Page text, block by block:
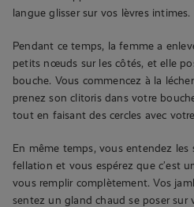
langue glisser sur vos lèvres intimes.
Pendant ce temps, la femme a
petits nœuds sur les côtés, et elle
bouche. Vous commencez à la
prenez son clitoris dans votre
tout en faisant des cercles avec
En même temps, vous entendez les
fellation et vous espérez que c’est
vous remplir complètement. Vos
sentez un gland chaud se poser sur